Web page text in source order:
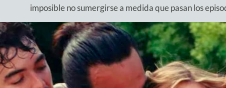
imposible no sumergirse a medida que pasan los